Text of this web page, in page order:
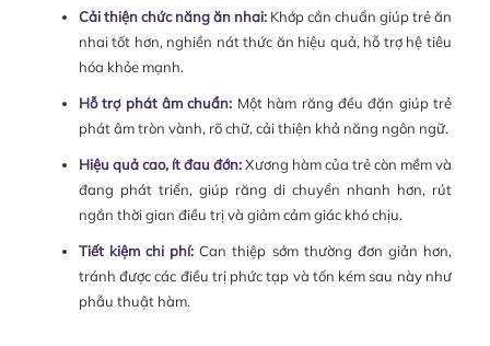
Cải thiện chức năng ăn nhai:Khớp cắn chuẩn giúp trẻ ăn
nhai tốt hơn, nghiền nát thức ăn hiệu quả, hỗ trợ hệ tiêu
hóa khỏe mạnh.
Hỗ trợ phát âm chuẩn: Một hàm răng đều đặn giúp trẻ
phát âm tròn vành, rõ chữ, cải thiện khả năng ngôn ngữ.
Hiệu quả cao, ít đau đớn:Xương hàm của trẻ còn mềm và
đang phát triển, giúp răng di chuyển nhanh hơn, rút
ngắn thời gian điều trị và giảm cảm giác khó chịu.
Tiết kiệm chi phí: Can thiệp sớm thường đơn giản hơn,
tránh được các điều trị phức tạp và tốn kém sau này như
phẫu thuật hàm.